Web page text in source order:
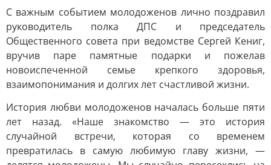
С важным событием молодоженов лично поздравил
руководитель полка ДПС и председатель
Общественного совета при ведомстве Сергей Кениг,
вручив паре памятные подарки и пожелав
новоиспеченной семье крепкого здоровья,
взаимопонимания и долгих лет счастливой жизни.
История любви молодоженов началась больше пяти
лет назад. «Наше знакомство — это история
случайной встречи, которая со временем
превратилась в самую любимую главу жизни, —